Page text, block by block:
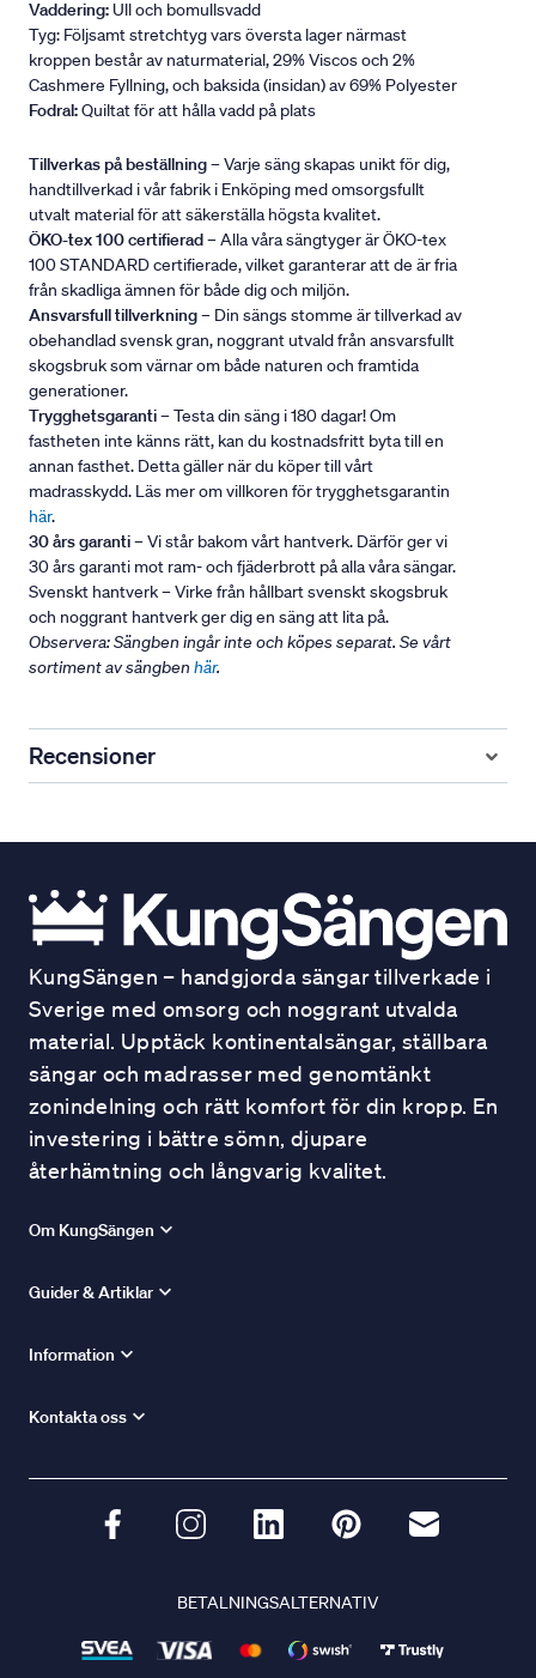
Vaddering: Ull och bomullsvadd
Tyg: Följsamt stretchtyg vars översta lager närmast
kroppen består av naturmaterial, 29% Viscos och 2%
Cashmere Fyllning, och baksida (insidan) av 69% Polyester
Fodral:Quiltat för att hålla vadd på plats
Tillverkas på beställning– Varje säng skapas unikt för dig,
handtillverkad i vår fabrik i Enköping med omsorgsfullt
utvalt material för att säkerställa högsta kvalitet.
ÖKO-tex 100 certifierad– Alla våra sängtyger är ÖKO-tex
100 STANDARD certifierade, vilket garanterar att de är fria
från skadliga ämnen för både dig och miljön.
Ansvarsfull tillverkning– Din sängs stomme är tillverkad av
obehandlad svensk gran, noggrant utvald från ansvarsfullt
skogsbruk som värnar om både naturen och framtida
generationer.
Trygghetsgaranti– Testa din säng i 180 dagar! Om
fastheten inte känns rätt, kan du kostnadsfritt byta till en
annan fasthet. Detta gäller när du köper till vårt
madrasskydd. Läs mer om villkoren för trygghetsgarantin
här.
30 års garanti– Vi står bakom vårt hantverk. Därför ger vi
30 års garanti mot ram- och fjäderbrott på alla våra sängar.
Svenskt hantverk – Virke från hållbart svenskt skogsbruk
och noggrant hantverk ger dig en säng att lita på.
Observera: Sängben ingår inte och köpes separat. Se vårt
sortiment av sängben här.
Recensioner
KungSängen – handgjorda sängar tillverkade i
Sverige med omsorg och noggrant utvalda
material. Upptäck kontinentalsängar, ställbara
sängar och madrasser med genomtänkt
zonindelning och rätt komfort för din kropp. En
investering i bättre sömn, djupare
återhämtning och långvarig kvalitet.
Om KungSängen
Guider & Artiklar
Information
Kontakta oss
BETALNINGSALTERNATIV